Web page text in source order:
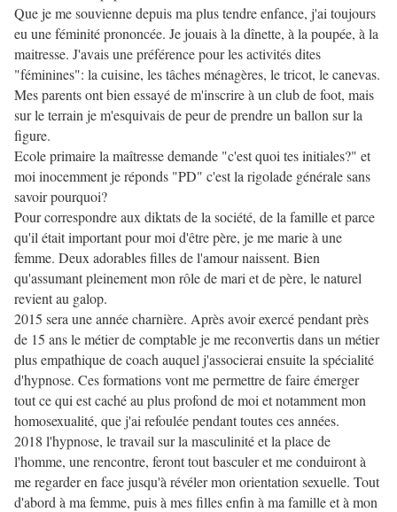
Que je me souvienne depuis ma plus tendre enfance, j'ai toujours
eu une féminité prononcée. Je jouais à la dînette, à la poupée, à la
maitresse. J'avais une préférence pour les activités dites
"féminines": la cuisine, les tâches ménagères, le tricot, le canevas.
Mes parents ont bien essayé de m'inscrire à un club de foot, mais
sur le terrain je m'esquivais de peur de prendre un ballon sur la
figure.
Ecole primaire la maîtresse demande "c'est quoi tes initiales?" et
moi inocemment je réponds "PD" c'est la rigolade générale sans
savoir pourquoi?
Pour correspondre aux diktats de la société, de la famille et parce
qu'il était important pour moi d'être père, je me marie à une
femme. Deux adorables filles de l'amour naissent. Bien
qu'assumant pleinement mon rôle de mari et de père, le naturel
revient au galop.
2015 sera une année charnière. Après avoir exercé pendant près
de 15 ans le métier de comptable je me reconvertis dans un métier
plus empathique de coach auquel j'associerai ensuite la spécialité
d'hypnose. Ces formations vont me permettre de faire émerger
tout ce qui est caché au plus profond de moi et notamment mon
homosexualité, que j'ai refoulée pendant toutes ces années.
2018 l'hypnose, le travail sur la masculinité et la place de
l'homme, une rencontre, feront tout basculer et me conduiront à
me regarder en face jusqu'à révéler mon orientation sexuelle. Tout
d'abord à ma femme, puis à mes filles enfin à ma famille et à mon